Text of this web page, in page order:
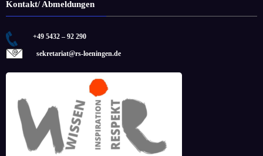
Kontakt/ Abmeldungen
+49 5432 – 92 290
sekretariat@rs-loeningen.de